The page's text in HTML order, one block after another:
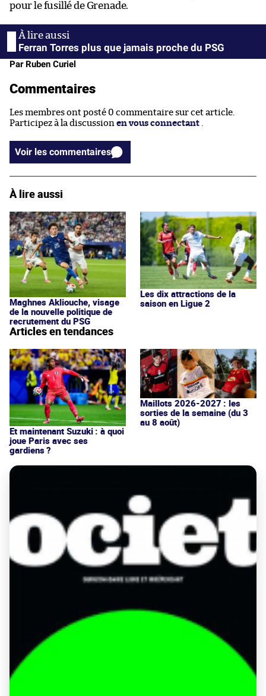
pour le fusillé de Grenade.
Ferran Torres plus que jamais proche du PSG
Par Ruben Curiel
Commentaires
Les membres ont posté 0 commentaire sur cet article.
Participez à la discussion en vous connectant .
Voir les commentaires
À lire aussi
Maghnes Akliouche, visage
de la nouvelle politique de
recrutement du PSG
Les dix attractions de la
saison en Ligue 2
Articles en tendances
Et maintenant Suzuki : à quoi
joue Paris avec ses
gardiens ?
Maillots 2026-2027 : les
sorties de la semaine (du 3
au 8 août)